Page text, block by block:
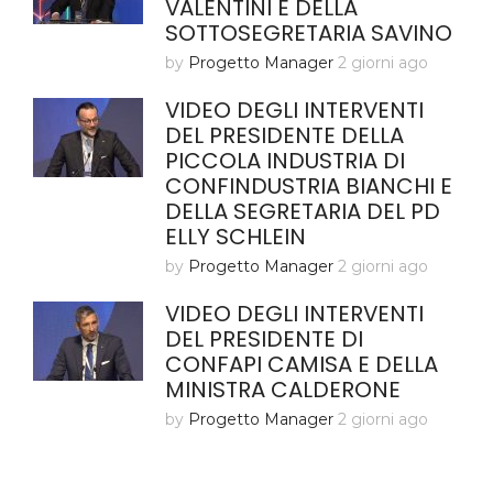
VALENTINI E DELLA
SOTTOSEGRETARIA SAVINO
by Progetto Manager 2 giorni ago
VIDEO DEGLI INTERVENTI
DEL PRESIDENTE DELLA
PICCOLA INDUSTRIA DI
CONFINDUSTRIA BIANCHI E
DELLA SEGRETARIA DEL PD
ELLY SCHLEIN
by Progetto Manager 2 giorni ago
VIDEO DEGLI INTERVENTI
DEL PRESIDENTE DI
CONFAPI CAMISA E DELLA
MINISTRA CALDERONE
by Progetto Manager 2 giorni ago